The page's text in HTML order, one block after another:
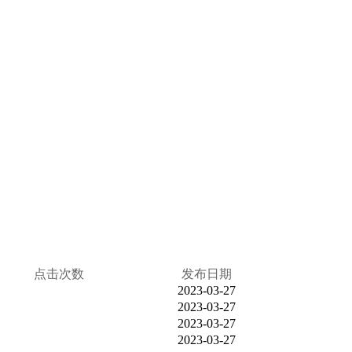
点击次数
发布日期
2023-03-27
2023-03-27
2023-03-27
2023-03-27